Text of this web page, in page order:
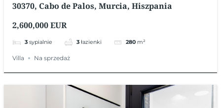
30370, Cabo de Palos, Murcia, Hiszpania
2,600,000 EUR
3 sypialnie 3 łazienki 280 m²
Villa Na sprzedaż